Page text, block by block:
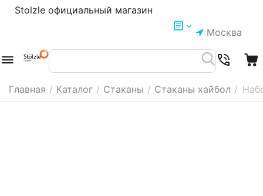
Stolzle официальный магазин
Москва
Главная / Каталог / Стаканы / Стаканы хайбол /